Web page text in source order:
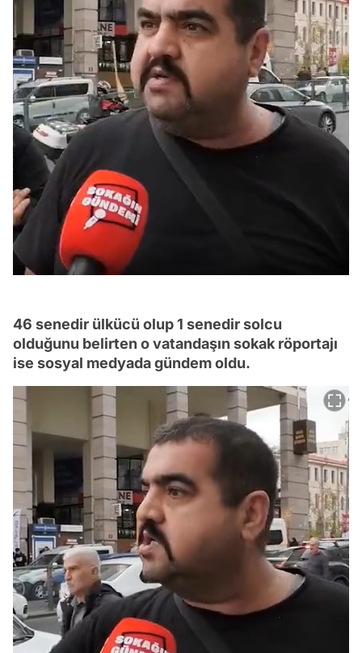
46 senedir ülkücü olup 1 senedir solcu
olduğunu belirten o vatandaşın sokak röportajı
ise sosyal medyada gündem oldu.